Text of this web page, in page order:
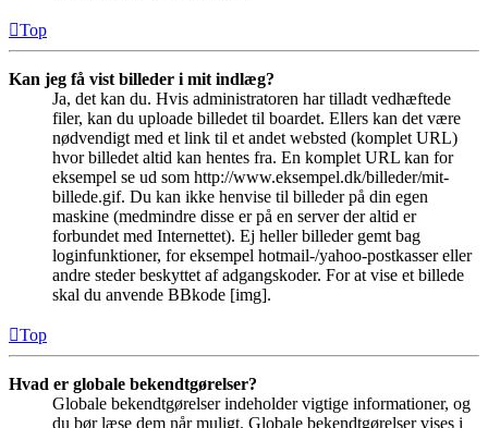
Top
Kan jeg få vist billeder i mit indlæg?
Ja, det kan du. Hvis administratoren har tilladt vedhæftede
filer, kan du uploade billedet til boardet. Ellers kan det være
nødvendigt med et link til et andet websted (komplet URL)
hvor billedet altid kan hentes fra. En komplet URL kan for
eksempel se ud som http://www.eksempel.dk/billeder/mit-
billede.gif. Du kan ikke henvise til billeder på din egen
maskine (medmindre disse er på en server der altid er
forbundet med Internettet). Ej heller billeder gemt bag
loginfunktioner, for eksempel hotmail-/yahoo-postkasser eller
andre steder beskyttet af adgangskoder. For at vise et billede
skal du anvende BBkode [img].
Top
Hvad er globale bekendtgørelser?
Globale bekendtgørelser indeholder vigtige informationer, og
du bør læse dem når muligt. Globale bekendtgørelser vises i